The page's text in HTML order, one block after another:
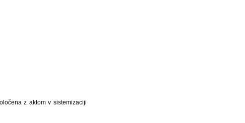
z aktom v sistemizaciji